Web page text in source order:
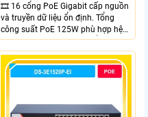
🎞 16 cổng PoE Gigabit cấp nguồn
và truyền dữ liệu ổn định. Tổng
công suất PoE 125W phù hợp hệ
thống camera IP vừa. 2 cổng RJ45
Gigabit và 2 cổng quang SFP mở
rộng linh hoạt. Hỗ trợ truyền PoE
xa tối đa lên đến 300 mét.